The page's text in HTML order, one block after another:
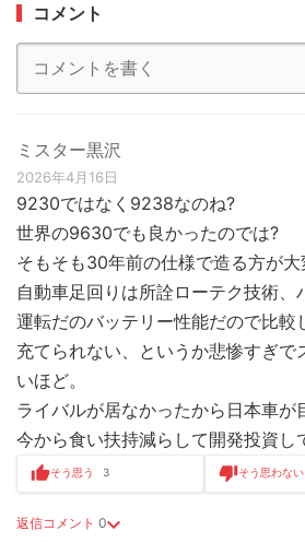
コメント
ミスター黒沢
2026年4月16日
9230ではなく9238なのね?
世界の9630でも良かったのでは?
そもそも30年前の仕様で造る方が大
自動車足回りは所詮ローテク技術、
運転だのバッテリー性能だので比較
充てられない、というか悲惨すぎで
いほど。
ライバルが居なかったから日本車が
今から食い扶持減らして開発投資し
返信コメント 0
そう思う 3 そう思わない